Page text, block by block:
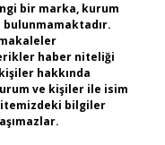
bir marka, kurum
bulunmamaktadır.
makaleler
haber niteliği
hakkında
ve kişiler ile isim
bilgiler